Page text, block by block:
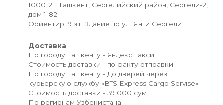
100012 г.Ташкент, Сергелийский район, Сергели-2,
дом 1-82
Ориентир: 9 эт. Здание по ул. Янги Сергели
Доставка
По городу Ташкенту - Яндекс такси.
Стоимость доставки - по факту отправки.
По городу Ташкенту - До дверей через
курьерскую службу «BTS Express Cargo Servise»
Стоимость доставки - 39 000 сум.
По регионам Узбекистана